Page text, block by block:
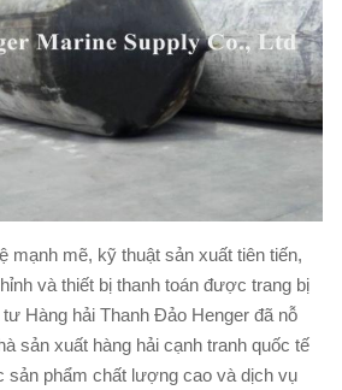
mạnh mẽ, kỹ thuật sản xuất tiên tiến,
và thiết bị thanh toán được trang bị
Hàng hải Thanh Đảo Henger đã nỗ
sản xuất hàng hải cạnh tranh quốc tế
sản phẩm chất lượng cao và dịch vụ